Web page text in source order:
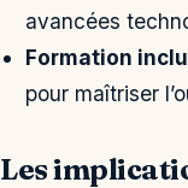
avancées
Formation
pour maîtriser
Les